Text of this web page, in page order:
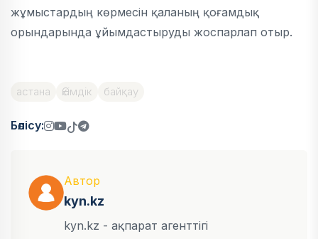
жұмыстардың көрмесін қаланың қоғамдық
орындарында ұйымдастыруды жоспарлап отыр.
астана Әкімдік байқау
Бөлісу:
Автор
kyn.kz
kyn.kz - ақпарат агенттігі